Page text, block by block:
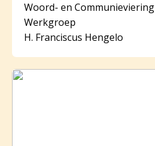
Woord- en Communieviering
Werkgroep
H. Franciscus Hengelo